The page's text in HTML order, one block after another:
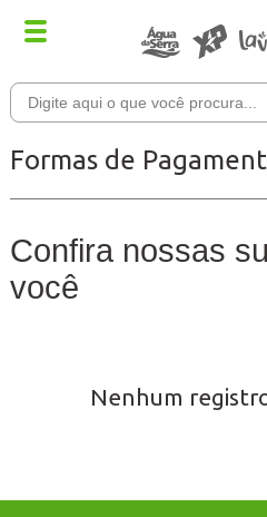
Formas de
Confira nossas
você
Nenhum